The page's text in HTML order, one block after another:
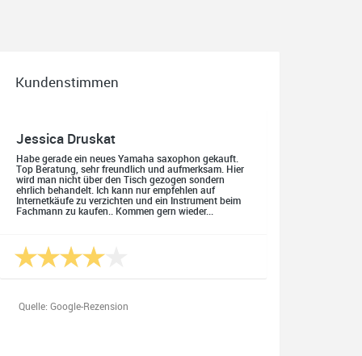
Kundenstimmen
Jessica Druskat
Habe gerade ein neues Yamaha saxophon gekauft.
Top Beratung, sehr freundlich und aufmerksam. Hier
wird man nicht über den Tisch gezogen sondern
ehrlich behandelt. Ich kann nur empfehlen auf
Internetkäufe zu verzichten und ein Instrument beim
Fachmann zu kaufen.. Kommen gern wieder...
Quelle: Google-Rezension